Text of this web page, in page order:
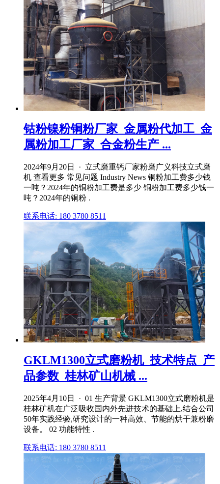
钴粉镍粉铜粉厂家_金属粉代加工_金
属粉加工厂家_合金粉生产 ...
2024年9月20日 · 立式磨重钙厂家粉磨广义科技立式磨
机 查看更多 常见问题 Industry News 铜粉加工费多少钱
一吨？2024年的铜粉加工费是多少 铜粉加工费多少钱一
吨？2024年的铜粉 .
联系电话: 180 3780 8511
GKLM1300立式磨粉机_技术特点_产
品参数_桂林矿山机械 ...
2025年4月10日 · 01 生产背景 GKLM1300立式磨粉机是
桂林矿机在广泛吸收国内外先进技术的基础上,结合公司
50年实践经验,研究设计的一种高效、节能的烘干兼粉磨
设备。 02 功能特性 .
联系电话: 180 3780 8511